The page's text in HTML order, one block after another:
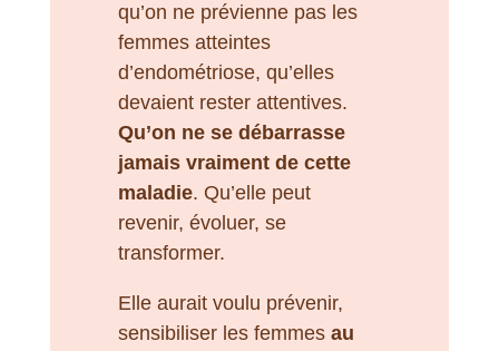
qu’on ne prévienne pas les
femmes atteintes
d’endométriose, qu’elles
devaient rester attentives.
Qu’on ne se débarrasse
jamais vraiment de cette
maladie. Qu’elle peut
revenir, évoluer, se
transformer.
Elle aurait voulu prévenir,
sensibiliser les femmes au